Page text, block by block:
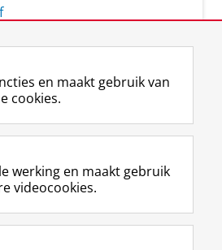
F
a
e
b
o
L
i
k
e
I
R
S
-
f
e
I
n
t
r
Y
o
T
e
en maakt gebruik van
cookies.
werking en maakt gebruik
videocookies.